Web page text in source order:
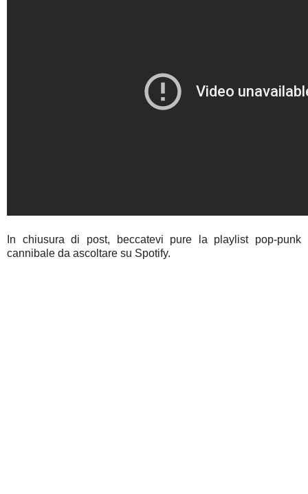
In chiusura di post, beccatevi pure la playlist pop-punk
cannibale da ascoltare su Spotify.